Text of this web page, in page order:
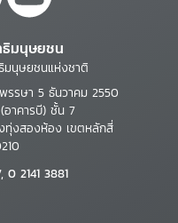
ธิมนุษยชน
มนุษยชนแห่งชาติ
รรษา 5 ธันวาคม 2550
อาคารบี) ชั้น 7
ทุ่งสองห้อง เขตหลักสี่
0 2141 3881